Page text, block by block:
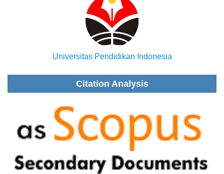
Universitas Pendidikan Indonesia
Citation Analysis